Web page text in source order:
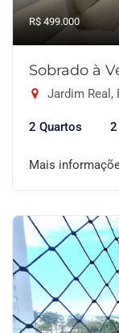
R$ 499.000
Sobrado à
Jardim Real,
2 Quartos
Mais